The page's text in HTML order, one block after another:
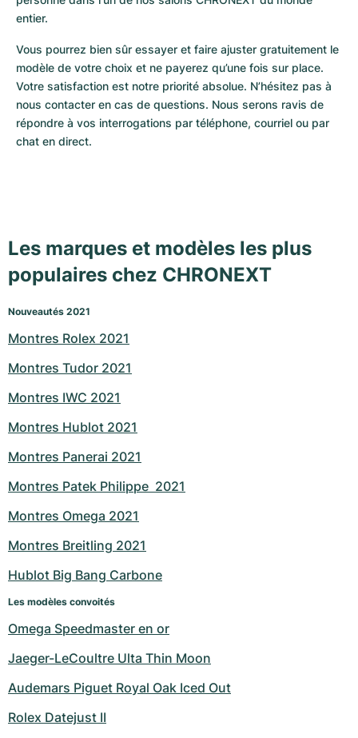
entier.
Vous pourrez bien sûr essayer et faire ajuster gratuitement le
modèle de votre choix et ne payerez qu’une fois sur place.
Votre satisfaction est notre priorité absolue. N’hésitez pas à
nous contacter en cas de questions. Nous serons ravis de
répondre à vos interrogations par téléphone, courriel ou par
chat en direct.
Les marques et modèles les plus
populaires chez CHRONEXT
Nouveautés 2021
Montres Rolex 2021
Montres Tudor 2021
Montres IWC 2021
Montres Hublot 2021
Montres Panerai 2021
Montres Patek Philippe  2021
Montres Omega 2021
Montres Breitling 2021
Hublot Big Bang Carbone
Les modèles convoités
Omega Speedmaster en or
Jaeger-LeCoultre Ulta Thin Moon
Audemars Piguet Royal Oak Iced Out
Rolex Datejust II